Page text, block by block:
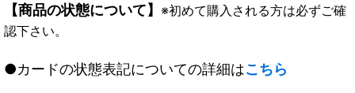
【商品の状態について】 ※初めて購入される方は必ずご確
認下さい。
●カードの状態表記についての詳細はこちら